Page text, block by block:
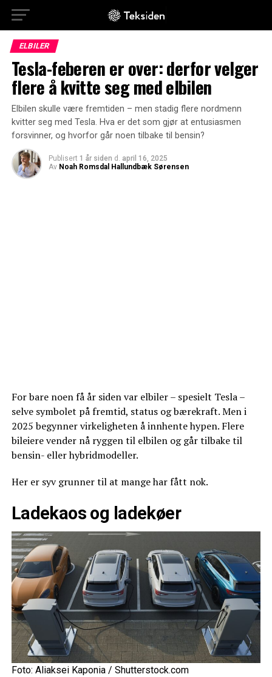
ELBILER
Tesla-feberen er over: derfor velger
flere å kvitte seg med elbilen
Elbilen skulle være fremtiden – men stadig flere nordmenn
kvitter seg med Tesla. Hva er det som gjør at entusiasmen
forsvinner, og hvorfor går noen tilbake til bensin?
Publisert 1 år siden d. april 16, 2025
Av Noah Romsdal Hallundbæk Sørensen
For bare noen få år siden var elbiler – spesielt Tesla –
selve symbolet på fremtid, status og bærekraft. Men i
2025 begynner virkeligheten å innhente hypen. Flere
bileiere vender nå ryggen til elbilen og går tilbake til
bensin- eller hybridmodeller.
Her er syv grunner til at mange har fått nok.
Ladekaos og ladekøer
Foto: Aliaksei Kaponia / Shutterstock.com